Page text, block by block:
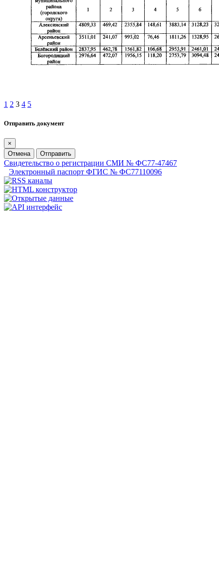
1 2 3 4 5
Отправить документ
×
Отмена
Отправить
Свидетельство о регистрации СМИ № ФС77-47467
Электронный паспорт ФГИС № ФС77110096